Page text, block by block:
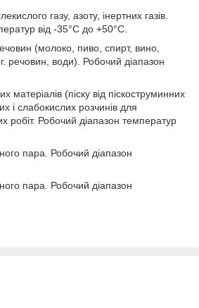
газу, азоту, інертних газів.
від -35°С до +50°С.
(молоко, пиво, спирт, вино,
речовин, води). Робочий діапазон
матеріалів (піску від піскоструминних
і слабокислих розчинів для
робіт. Робочий діапазон температур
пара. Робочий діапазон
пара. Робочий діапазон